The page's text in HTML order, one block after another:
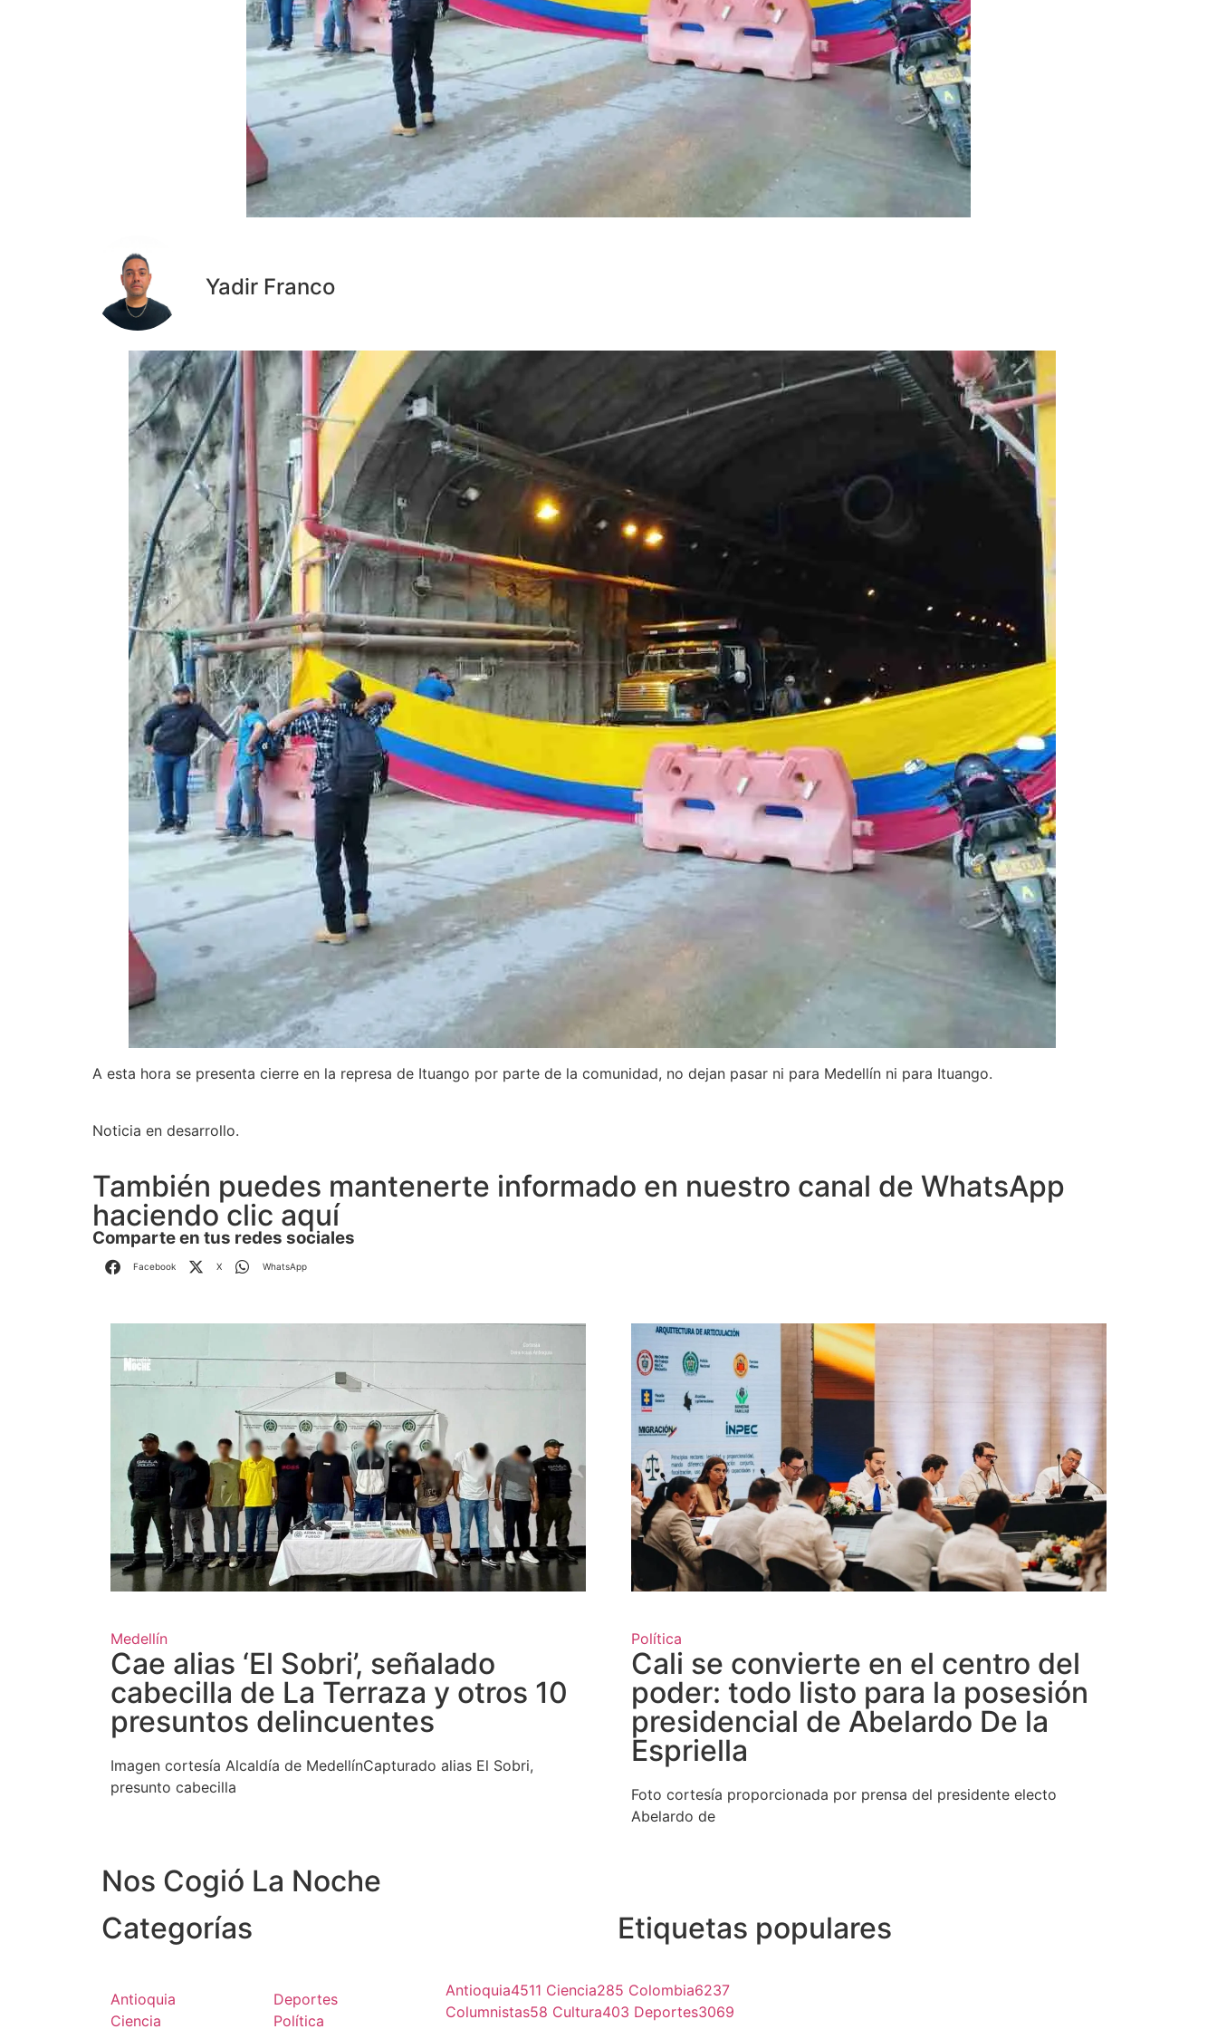
Yadir Franco
A esta hora se presenta cierre en la represa de Ituango por parte de la comunidad, no dejan pasar ni para Medellín ni para Ituango.
Noticia en desarrollo.
También puedes mantenerte informado en nuestro canal de WhatsApp
haciendo clic aquí
Comparte en tus redes sociales
Facebook X WhatsApp
Medellín
Cae alias ‘El Sobri’, señalado
cabecilla de La Terraza y otros 10
presuntos delincuentes
Imagen cortesía Alcaldía de MedellínCapturado alias El Sobri,
presunto cabecilla
Política
Cali se convierte en el centro del
poder: todo listo para la posesión
presidencial de Abelardo De la
Espriella
Foto cortesía proporcionada por prensa del presidente electo
Abelardo de
Nos Cogió La Noche
Categorías
Etiquetas populares
Antioquia
Ciencia
Deportes
Política
Antioquia4511 Ciencia285 Colombia6237
Columnistas58 Cultura403 Deportes3069